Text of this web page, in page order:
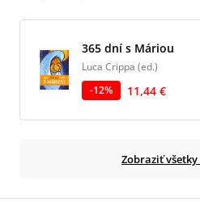
365 dní s Máriou
Luca Crippa (ed.)
-12% 11,44 €
Zobraziť všetky